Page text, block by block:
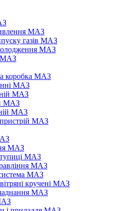
МАЗ
газів МАЗ
МАЗ
МАЗ
коробка МАЗ
МАЗ
МАЗ
МАЗ
МАЗ
МАЗ
МАЗ
МАЗ
МАЗ
МАЗ
кручені МАЗ
МАЗ